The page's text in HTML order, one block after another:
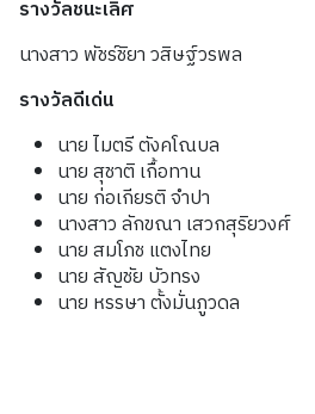
รางวัลชนะเลิศ
นางสาว พัชร์ชิยา วสิษฐ์วรพล
รางวัลดีเด่น
นาย ไมตรี ตังคโณบล
นาย สุชาติ เกื้อทาน
นาย ก่อเกียรติ จำปา
นางสาว ลักขณา เสวกสุริยวงศ์
นาย สมโภช แตงไทย
นาย สัญชัย บัวทรง
นาย หรรษา ตั้งมั่นภูวดล